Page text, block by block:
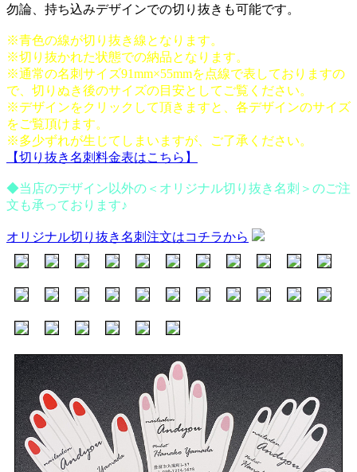
勿論、持ち込みデザインでの切り抜きも可能です。
※青色の線が切り抜き線となります。
※切り抜かれた状態での納品となります。
※通常の名刺サイズ91mm×55mmを点線で表しておりますの
で、切りぬき後のサイズの目安としてご覧ください。
※デザインをクリックして頂きますと、各デザインのサイズ
をご覧頂けます。
※多少ずれが生じてしまいますが、ご了承ください。
【切り抜き名刺料金表はこちら】
◆当店のデザイン以外の＜オリジナル切り抜き名刺＞のご注
文も承っております♪
オリジナル切り抜き名刺注文はコチラから